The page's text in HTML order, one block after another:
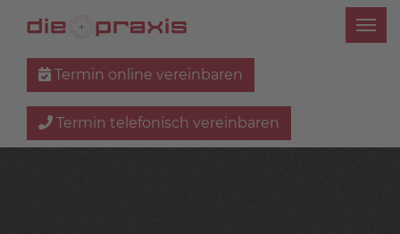
Termin online vereinbaren
Termin telefonisch vereinbaren